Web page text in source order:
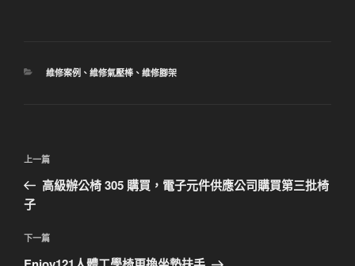
分
維修案例、 維修氣壓棒、 維修腳架
文
導
覽
上
一
篇
章
上一篇
高級辦公椅 305 購買，電子元件供應公司購買第三批椅
子
下
一
下一篇